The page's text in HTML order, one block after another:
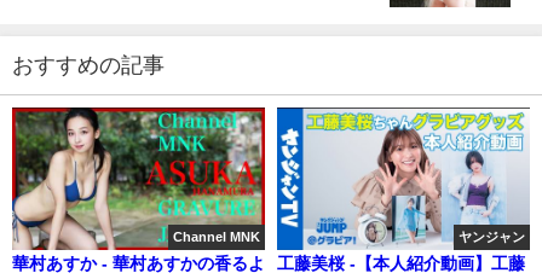
ンTV【集英社ヤングジャンプ公式】さんより
おすすめの記事
Channel MNK
華村あすか - 華村あすかの香るよ
ヤンジャン
工藤美桜 -【本人紹介動画】工藤